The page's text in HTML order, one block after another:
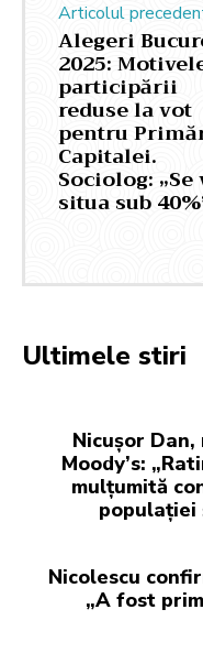
Articolul
Alegeri
2025:
participării
reduse la vot
pentru
Capitalei.
Sociolog: „Se
situa sub
Ultimele stiri
Nicușor
Moody’s:
mulțumită
populației
Nicolescu
„A fost